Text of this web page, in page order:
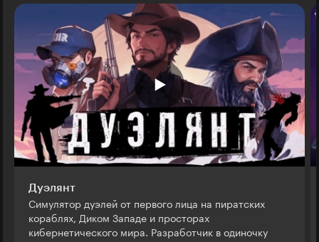
Дуэлянт
Симулятор дуэлей от первого лица на пиратских
кораблях, Диком Западе и просторах
кибернетического мира. Разработчик в одиночку